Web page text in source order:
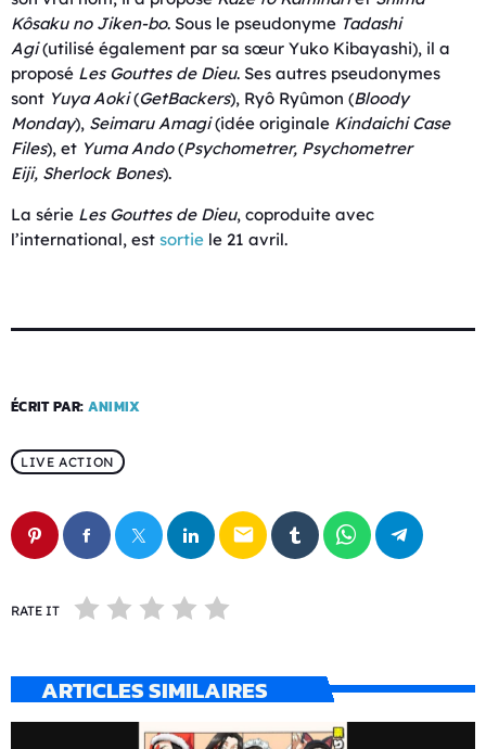
Kôsaku no Jiken-bo. Sous le pseudonyme Tadashi
Agi(utilisé également par sa sœur Yuko Kibayashi), il a
proposé Les Gouttes de Dieu. Ses autres pseudonymes
sont Yuya Aoki(GetBackers), Ryô Ryûmon (Bloody
Monday), Seimaru Amagi(idée originale Kindaichi Case
Files), et Yuma Ando(Psychometrer, Psychometrer
Eiji, Sherlock Bones).
La série Les Gouttes de Dieu, coproduite avec
l’international, est sortie le 21 avril.
ÉCRIT PAR: ANIMIX
LIVE ACTION
email
RATE IT
ARTICLES SIMILAIRES